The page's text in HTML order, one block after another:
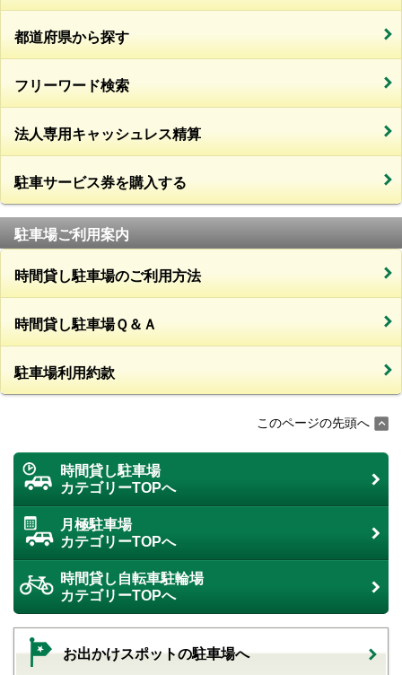
都道府県から探す
フリーワード検索
法人専用キャッシュレス精算
駐車サービス券を購入する
駐車場ご利用案内
時間貸し駐車場のご利用方法
時間貸し駐車場Ｑ＆Ａ
駐車場利用約款
このページの先頭へ
時間貸し駐車場
カテゴリーTOPへ
月極駐車場
カテゴリーTOPへ
時間貸し自転車駐輪場
カテゴリーTOPへ
お出かけスポットの駐車場へ